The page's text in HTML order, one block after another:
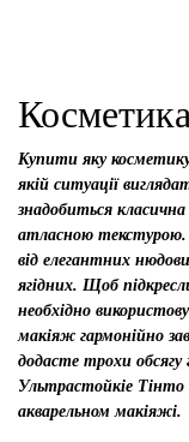
Купити яку
якій ситуації
знадобиться
атласною текстурою.
від елегантних
ягідних. Щоб
необхідно
макіяж гармонійно
додасте трохи обсягу
Ультрастойкіе
акварельном макіяжі.